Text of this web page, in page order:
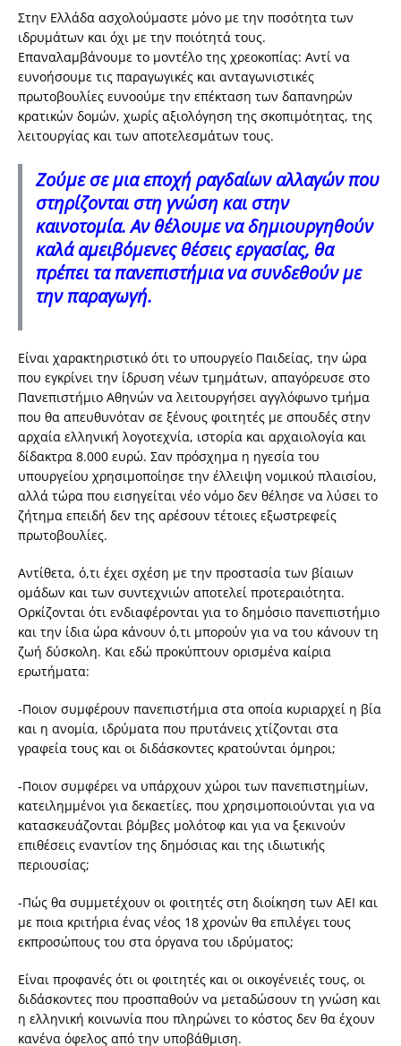
Στην Ελλάδα ασχολούμαστε μόνο με την ποσότητα των
ιδρυμάτων και όχι με την ποιότητά τους.
Επαναλαμβάνουμε το μοντέλο της χρεοκοπίας: Αντί να
ευνοήσουμε τις παραγωγικές και ανταγωνιστικές
πρωτοβουλίες ευνοούμε την επέκταση των δαπανηρών
κρατικών δομών, χωρίς αξιολόγηση της σκοπιμότητας, της
λειτουργίας και των αποτελεσμάτων τους.
Ζούμε σε μια εποχή ραγδαίων αλλαγών που
στηρίζονται στη γνώση και στην
καινοτομία. Αν θέλουμε να δημιουργηθούν
καλά αμειβόμενες θέσεις εργασίας, θα
πρέπει τα πανεπιστήμια να συνδεθούν με
την παραγωγή.
Είναι χαρακτηριστικό ότι το υπουργείο Παιδείας, την ώρα
που εγκρίνει την ίδρυση νέων τμημάτων, απαγόρευσε στο
Πανεπιστήμιο Αθηνών να λειτουργήσει αγγλόφωνο τμήμα
που θα απευθυνόταν σε ξένους φοιτητές με σπουδές στην
αρχαία ελληνική λογοτεχνία, ιστορία και αρχαιολογία και
δίδακτρα 8.000 ευρώ. Σαν πρόσχημα η ηγεσία του
υπουργείου χρησιμοποίησε την έλλειψη νομικού πλαισίου,
αλλά τώρα που εισηγείται νέο νόμο δεν θέλησε να λύσει το
ζήτημα επειδή δεν της αρέσουν τέτοιες εξωστρεφείς
πρωτοβουλίες.
Αντίθετα, ό,τι έχει σχέση με την προστασία των βίαιων
ομάδων και των συντεχνιών αποτελεί προτεραιότητα.
Ορκίζονται ότι ενδιαφέρονται για το δημόσιο πανεπιστήμιο
και την ίδια ώρα κάνουν ό,τι μπορούν για να του κάνουν τη
ζωή δύσκολη. Και εδώ προκύπτουν ορισμένα καίρια
ερωτήματα:
-Ποιον συμφέρουν πανεπιστήμια στα οποία κυριαρχεί η βία
και η ανομία, ιδρύματα που πρυτάνεις χτίζονται στα
γραφεία τους και οι διδάσκοντες κρατούνται όμηροι;
-Ποιον συμφέρει να υπάρχουν χώροι των πανεπιστημίων,
κατειλημμένοι για δεκαετίες, που χρησιμοποιούνται για να
κατασκευάζονται βόμβες μολότοφ και για να ξεκινούν
επιθέσεις εναντίον της δημόσιας και της ιδιωτικής
περιουσίας;
-Πώς θα συμμετέχουν οι φοιτητές στη διοίκηση των ΑΕΙ και
με ποια κριτήρια ένας νέος 18 χρονών θα επιλέγει τους
εκπροσώπους του στα όργανα του ιδρύματος;
Είναι προφανές ότι οι φοιτητές και οι οικογένειές τους, οι
διδάσκοντες που προσπαθούν να μεταδώσουν τη γνώση και
η ελληνική κοινωνία που πληρώνει το κόστος δεν θα έχουν
κανένα όφελος από την υποβάθμιση.